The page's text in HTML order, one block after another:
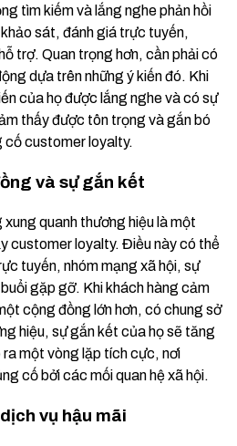
tìm kiếm và lắng nghe phản hồi
sát, đánh giá trực tuyến,
trợ. Quan trọng hơn, cần phải có
dựa trên những ý kiến đó. Khi
của họ được lắng nghe và có sự
thấy được tôn trọng và gắn bó
cố customer loyalty.
và sự gắn kết
quanh thương hiệu là một
customer loyalty. Điều này có thể
tuyến, nhóm mạng xã hội, sự
gặp gỡ. Khi khách hàng cảm
cộng đồng lớn hơn, có chung sở
hiệu, sự gắn kết của họ sẽ tăng
một vòng lặp tích cực, nơi
cố bởi các mối quan hệ xã hội.
vụ hậu mãi